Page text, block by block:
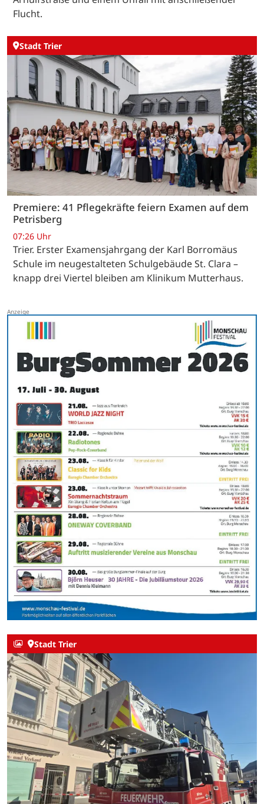
Flucht.
Stadt Trier
Premiere: 41 Pflegekräfte feiern Examen auf dem
Petrisberg
07:26 Uhr
Trier. Erster Examensjahrgang der Karl Borromäus
Schule im neugestalteten Schulgebäude St. Clara –
knapp drei Viertel bleiben am Klinikum Mutterhaus.
Stadt Trier